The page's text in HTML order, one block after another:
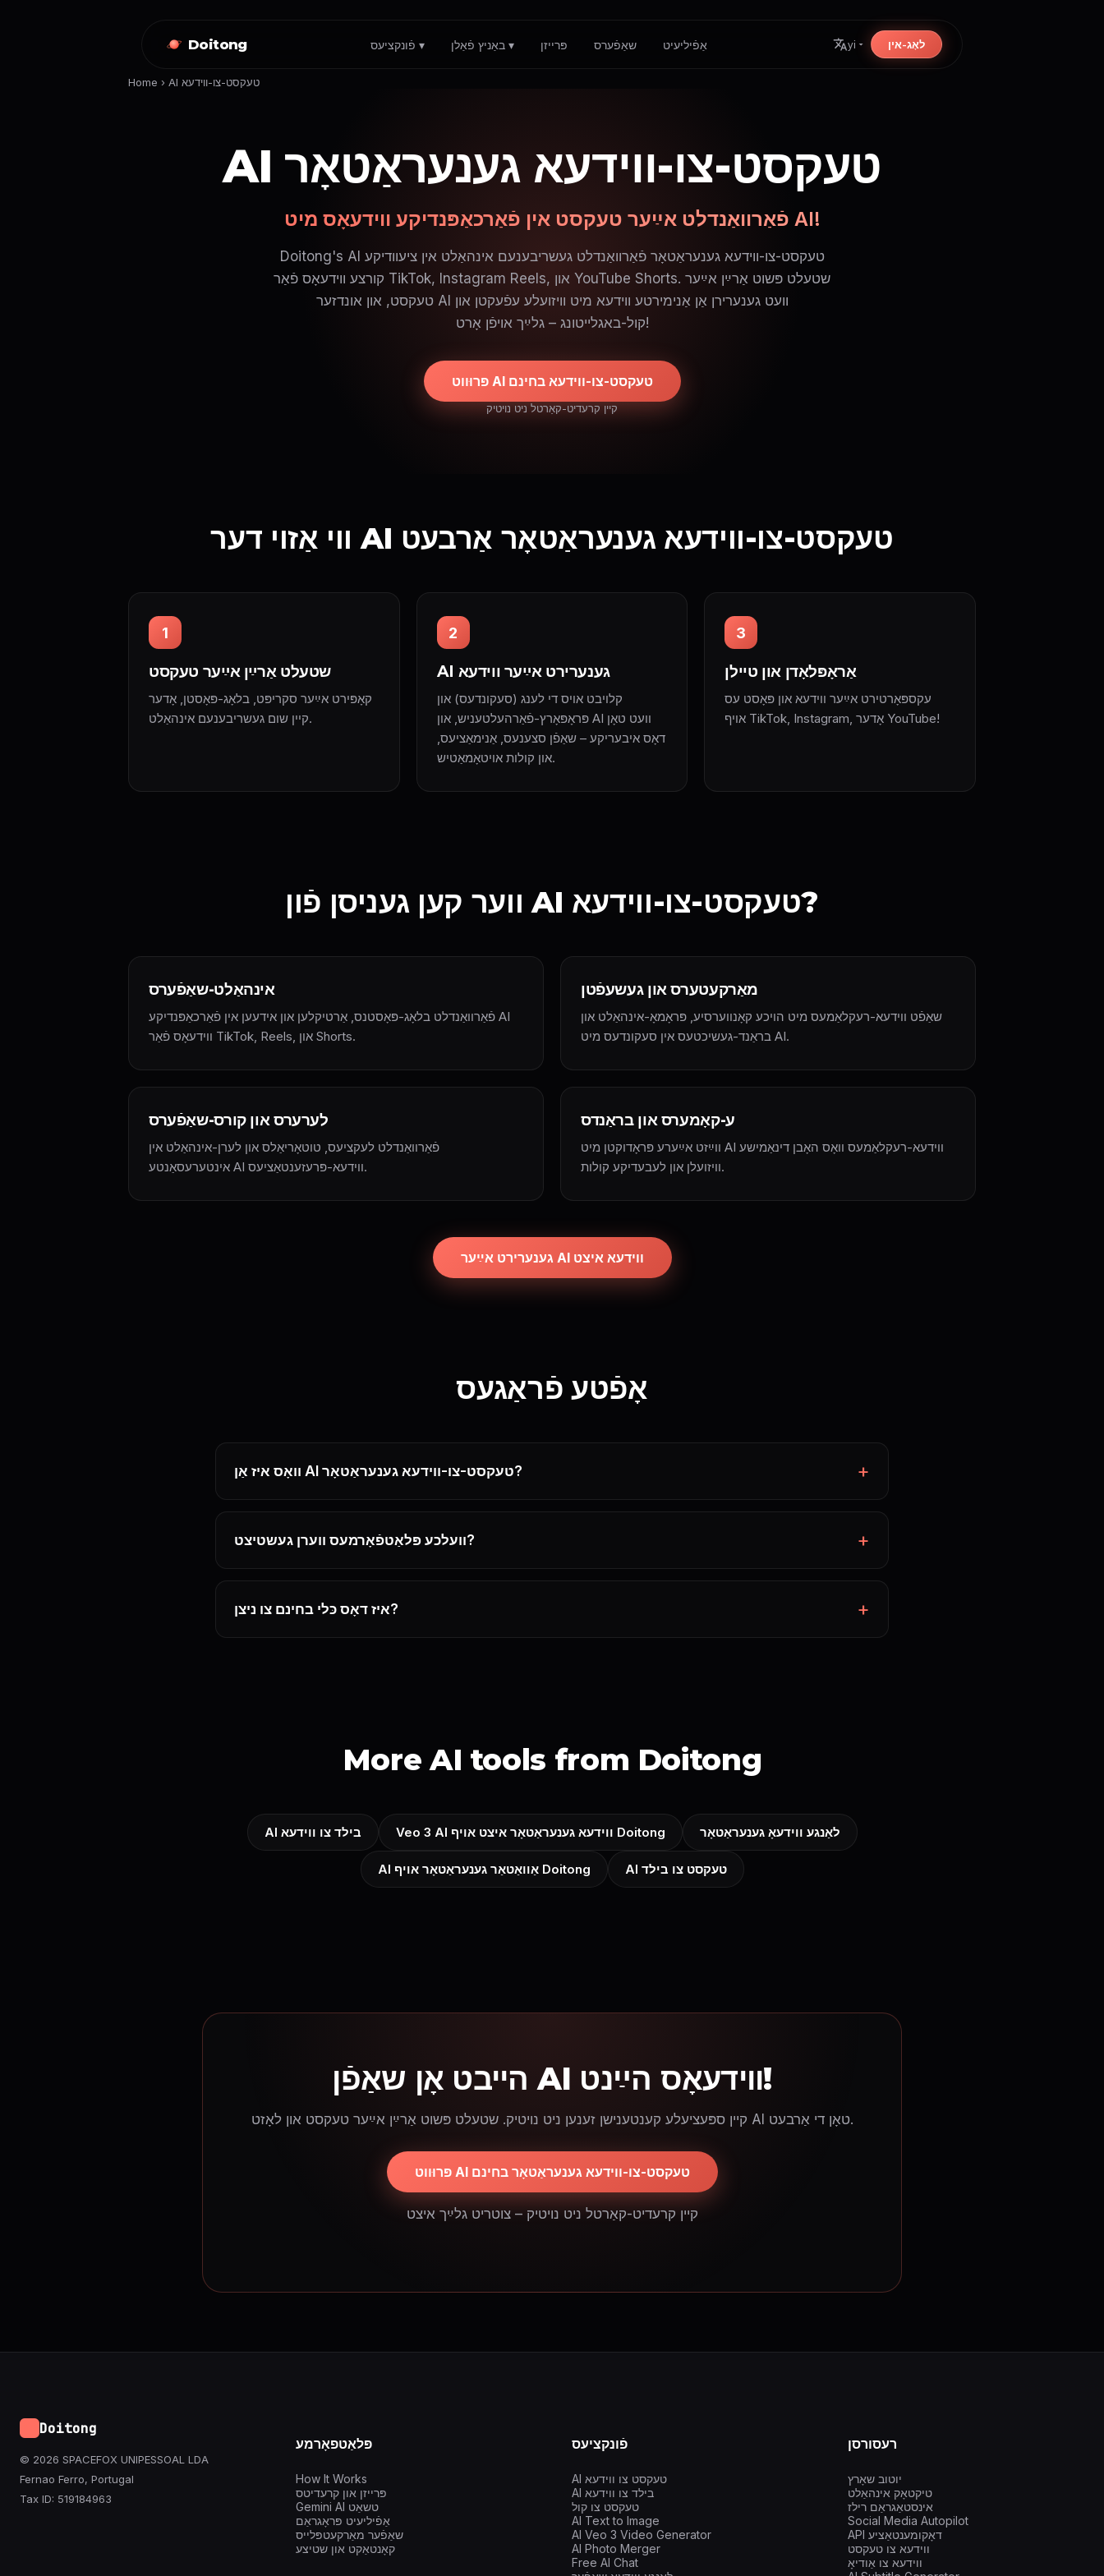
Doitong פֿונקציעס ▾ באַניץ פֿאַלן ▾ פּרייזן שאַפֿערס אַפֿיליעיט yi לאָג-אין
Home › AI טעקסט-צו-ווידעא
AI טעקסט-צו-ווידעא גענעראַטאָר
פֿאַרוואַנדלט אײַער טעקסט אין פֿאַרכאַפּנדיקע ווידעאָס מיט AI!
Doitong's AI טעקסט-צו-ווידעא גענעראַטאָר פֿאַרוואַנדלט געשריבענעם אינהאַלט אין ציעוודיקע
קורצע ווידעאָס פֿאַר TikTok, Instagram Reels, און YouTube Shorts. שטעלט פּשוט אַרײַן אײַער
טעקסט, און אונדזער AI וועט גענערירן אַן אַנימירטע ווידעא מיט וויזועלע עפֿעקטן און
קול-באגלייטונג – גלײַך אויפֿן אָרט!
פּרוּווט AI טעקסט-צו-ווידעא בחינם
קיין קרעדיט-קאַרטל ניט נויטיק
ווי אַזוי דער AI טעקסט-צו-ווידעא גענעראַטאָר אַרבעט
1
שטעלט אַרײַן אײַער טעקסט
קאָפּירט אײַער סקריפּט, בלאָג-פּאָסטן, אָדער
קיין שום געשריבענעם אינהאַלט.
2
AI גענערירט אײַער ווידעא
קלויבט אויס די לענג (סעקונדעס) און
פּראָפּאָרץ-פֿאַרהעלטעניש, און AI וועט טאָן
דאָס איבעריקע – שאַפֿן סצענעס, אַנימאַציעס,
און קולות אויטאָמאַטיש.
3
אַראָפּלאָדן און טיילן
עקספּאָרטירט אײַער ווידעא און פּאָסט עס
אויף TikTok, Instagram, אָדער YouTube!
ווער קען געניסן פֿון AI טעקסט-צו-ווידעא?
אינהאַלט-שאַפֿערס
פֿאַרוואַנדלט בלאָג-פּאָסטנס, אַרטיקלען און אידעען אין פֿאַרכאַפּנדיקע AI
ווידעאָס פֿאַר TikTok, Reels, און Shorts.
מאַרקעטערס און געשעפֿטן
שאַפֿט ווידעא-רעקלאַמעס מיט הויכע קאָנווערסיע, פּראָמאָ-אינהאַלט און
בראַנד-געשיכטעס אין סעקונדעס מיט AI.
לערערס און קורס-שאַפֿערס
פֿאַרוואַנדלט לעקציעס, טוטאָריאַלס און לערן-אינהאַלט אין
אינטערעסאַנטע AI ווידעא-פּרעזענטאַציעס.
ע-קאָמערס און בראַנדס
ווײַזט אײַערע פּראָדוקטן מיט AI ווידעא-רעקלאַמעס וואָס האָבן דינאַמישע
וויזועלן און לעבעדיקע קולות.
גענערירט אײַער AI ווידעא איצט
אָפֿטע פֿראַגעס
וואָס איז אַן AI טעקסט-צו-ווידעא גענעראַטאָר?
וועלכע פּלאַטפֿאָרמעס ווערן געשטיצט?
איז דאָס כּלי בחינם צו ניצן?
More AI tools from Doitong
AI בילד צו ווידעא Veo 3 AI ווידעא גענעראַטאָר איצט אויף Doitong לאַנגע ווידעאָ גענעראַטאָר
AI אַוואַטאַר גענעראַטאָר אויף Doitong AI טעקסט צו בילד
הייבט אָן שאַפֿן AI ווידעאָס הײַנט!
קיין ספּעציעלע קענטענישן זענען ניט נויטיק. שטעלט פּשוט אַרײַן אײַער טעקסט און לאָזט AI טאָן די אַרבעט.
פּרוּווט AI טעקסט-צו-ווידעא גענעראַטאָר בחינם
קיין קרעדיט-קאַרטל ניט נויטיק – צוטריט גלײַך איצט
Doitong
© 2026 SPACEFOX UNIPESSOAL LDA
Fernao Ferro, Portugal
Tax ID: 519184963
פּלאַטפאָרמע
How It Works
פּרייזן און קרעדיטס
Gemini AI טשאַט
אַפֿיליעיט פּראָגראַם
שאַפֿער מאַרקעטפּלייס
קאָנטאַקט און שטיצע
פֿונקציעס
AI טעקסט צו ווידעא
AI בילד צו ווידעא
טעקסט צו קול
AI Text to Image
AI Veo 3 Video Generator
AI Photo Merger
Free AI Chat
רעסורסן
יוטוב שאָרץ
טיקטאָק אינהאַלט
אינסטאַגראַם רילז
Social Media Autopilot
API דאָקומענטאַציע
ווידעא צו טעקסט
ווידעא צו אַודיאָ